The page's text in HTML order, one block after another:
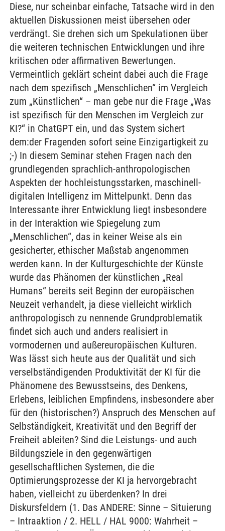
Diese, nur scheinbar einfache, Tatsache wird in den
aktuellen Diskussionen meist übersehen oder
verdrängt. Sie drehen sich um Spekulationen über
die weiteren technischen Entwicklungen und ihre
kritischen oder affirmativen Bewertungen.
Vermeintlich geklärt scheint dabei auch die Frage
nach dem spezifisch „Menschlichen“ im Vergleich
zum „Künstlichen“ – man gebe nur die Frage „Was
ist spezifisch für den Menschen im Vergleich zur
KI?“ in ChatGPT ein, und das System sichert
dem:der Fragenden sofort seine Einzigartigkeit zu
;-) In diesem Seminar stehen Fragen nach den
grundlegenden sprachlich-anthropologischen
Aspekten der hochleistungsstarken, maschinell-
digitalen Intelligenz im Mittelpunkt. Denn das
Interessante ihrer Entwicklung liegt insbesondere
in der Interaktion wie Spiegelung zum
„Menschlichen“, das in keiner Weise als ein
gesicherter, ethischer Maßstab angenommen
werden kann. In der Kulturgeschichte der Künste
wurde das Phänomen der künstlichen „Real
Humans“ bereits seit Beginn der europäischen
Neuzeit verhandelt, ja diese vielleicht wirklich
anthropologisch zu nennende Grundproblematik
findet sich auch und anders realisiert in
vormodernen und außereuropäischen Kulturen.
Was lässt sich heute aus der Qualität und sich
verselbständigenden Produktivität der KI für die
Phänomene des Bewusstseins, des Denkens,
Erlebens, leiblichen Empfindens, insbesondere aber
für den (historischen?) Anspruch des Menschen auf
Selbständigkeit, Kreativität und den Begriff der
Freiheit ableiten? Sind die Leistungs- und auch
Bildungsziele in den gegenwärtigen
gesellschaftlichen Systemen, die die
Optimierungsprozesse der KI ja hervorgebracht
haben, vielleicht zu überdenken? In drei
Diskursfeldern (1. Das ANDERE: Sinne – Situierung
– Intraaktion / 2. HELL / HAL 9000: Wahrheit –